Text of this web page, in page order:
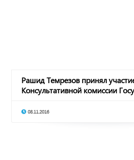
Рашид Темрезов принял
Консультативной комиссии
08.11.2016